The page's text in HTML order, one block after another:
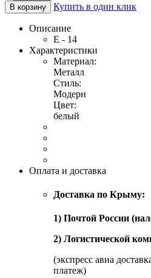
В корзину Купить в один клик
Описание
Е - 14
Характеристики
Материал:
Металл
Стиль:
Модерн
Цвет:
белый
Оплата и доставка
Доставка по Крыму:
1) Почтой России
2) Логистической
(экспресс авиа
платеж)